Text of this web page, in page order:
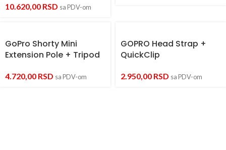
10.620,00 RSD sa PDV-om
GoPro Shorty Mini
Extension Pole + Tripod
4.720,00 RSD sa PDV-om
GOPRO Head Strap +
QuickClip
2.950,00 RSD sa PDV-om